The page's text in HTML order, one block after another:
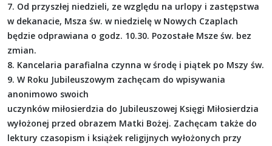
7. Od przyszłej niedzieli, ze względu na urlopy i zastępstwa
w dekanacie, Msza św. w niedzielę w Nowych Czaplach
będzie odprawiana o godz. 10.30. Pozostałe Msze św. bez
zmian.
8. Kancelaria parafialna czynna w środę i piątek po Mszy św.
9. W Roku Jubileuszowym zachęcam do wpisywania
anonimowo swoich
uczynków miłosierdzia do Jubileuszowej Księgi Miłosierdzia
wyłożonej przed obrazem Matki Bożej. Zachęcam także do
lektury czasopism i książek religijnych wyłożonych przy